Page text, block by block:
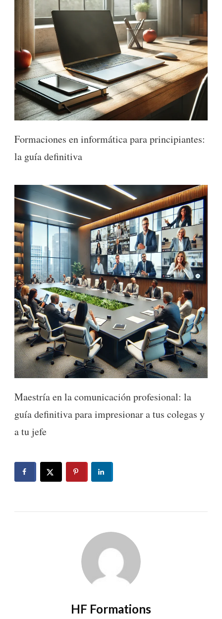
Formaciones en informática para principiantes:
la guía definitiva
Maestría en la comunicación profesional: la
guía definitiva para impresionar a tus colegas y
a tu jefe
HF Formations